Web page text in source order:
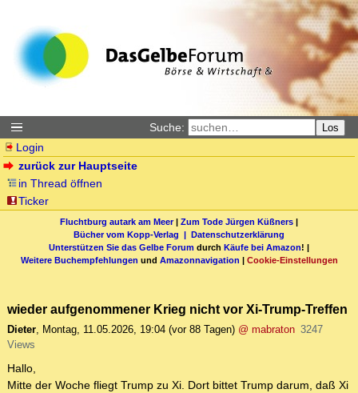
Suche: Los
Login
zurück zur Hauptseite
in Thread öffnen
Ticker
Fluchtburg autark am Meer| Zum Tode Jürgen Küßners |
Bücher vom Kopp-Verlag | Datenschutzerklärung
Unterstützen Sie das Gelbe Forum durch Käufe bei Amazon! |
Weitere Buchempfehlungen und Amazonnavigation | Cookie-Einstellungen
wieder aufgenommener Krieg nicht vor Xi-Trump-Treffen
Dieter, Montag, 11.05.2026, 19:04 (vor 88 Tagen) @ mabraton 3247
Views
Hallo,
Mitte der Woche fliegt Trump zu Xi. Dort bittet Trump darum, daß Xi